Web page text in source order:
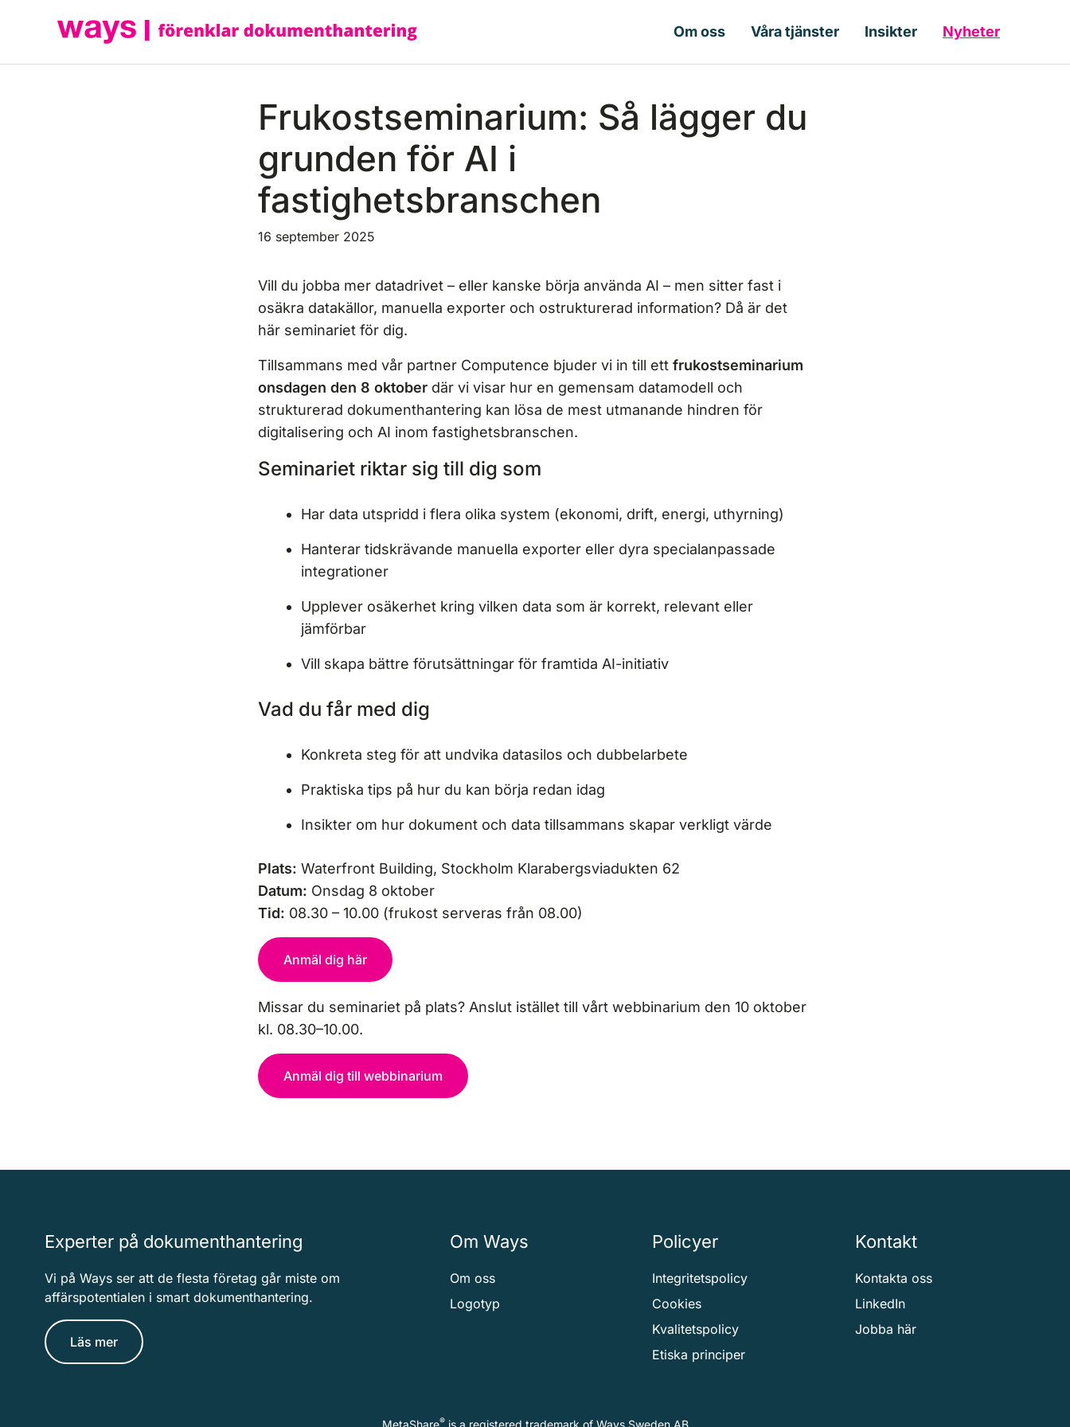
Om oss Våra tjänster Insikter Nyheter
Frukostseminarium: Så lägger du
grunden för AI i
fastighetsbranschen
16 september 2025
Vill du jobba mer datadrivet – eller kanske börja använda AI – men sitter fast i
osäkra datakällor, manuella exporter och ostrukturerad information? Då är det
här seminariet för dig.
Tillsammans med vår partner Computence bjuder vi in till ett frukostseminarium
onsdagen den 8 oktober där vi visar hur en gemensam datamodell och
strukturerad dokumenthantering kan lösa de mest utmanande hindren för
digitalisering och AI inom fastighetsbranschen.
Seminariet riktar sig till dig som
Har data utspridd i flera olika system (ekonomi, drift, energi, uthyrning)
Hanterar tidskrävande manuella exporter eller dyra specialanpassade
integrationer
Upplever osäkerhet kring vilken data som är korrekt, relevant eller
jämförbar
Vill skapa bättre förutsättningar för framtida AI-initiativ
Vad du får med dig
Konkreta steg för att undvika datasilos och dubbelarbete
Praktiska tips på hur du kan börja redan idag
Insikter om hur dokument och data tillsammans skapar verkligt värde
Plats: Waterfront Building, Stockholm Klarabergsviadukten 62
Datum: Onsdag 8 oktober
Tid: 08.30 – 10.00 (frukost serveras från 08.00)
Anmäl dig här
Missar du seminariet på plats? Anslut istället till vårt webbinarium den 10 oktober
kl. 08.30–10.00.
Anmäl dig till webbinarium
Experter på dokumenthantering
Vi på Ways ser att de flesta företag går miste om
affärspotentialen i smart dokumenthantering.
Läs mer
Om Ways
Om oss
Logotyp
Policyer
Integritetspolicy
Cookies
Kvalitetspolicy
Etiska principer
Kontakt
Kontakta oss
LinkedIn
Jobba här
MetaShare®is a registered trademark of Ways Sweden AB